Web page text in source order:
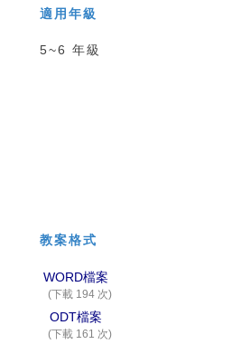
適用年級
5~6 年級
教案格式
WORD檔案
(下載 194 次)
ODT檔案
(下載 161 次)